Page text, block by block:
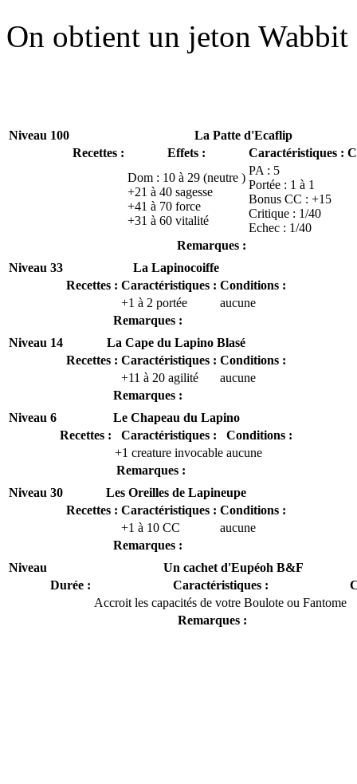
On obtient un jeton
Niveau 100
La Patte d'Ecaflip
Recettes :
Effets : Caractéristiques :
Dom : 10 à 29 (neutre )
+21 à 40 sagesse
+41 à 70 force
+31 à 60 vitalité
PA : 5
Portée : 1 à 1
Bonus CC : +15
Critique : 1/40
Echec : 1/40
Remarques :
Niveau 33
La Lapinocoiffe
Recettes : Caractéristiques : Conditions :
+1 à 2 portée
aucune
Remarques :
Niveau 14
La Cape du Lapino Blasé
Recettes : Caractéristiques : Conditions :
+11 à 20 agilité
aucune
Remarques :
Niveau 6
Le Chapeau du Lapino
Recettes :
Caractéristiques :
Conditions :
+1 creature invocable aucune
Remarques :
Niveau 30
Les Oreilles de Lapineupe
Recettes : Caractéristiques : Conditions :
+1 à 10 CC
aucune
Remarques :
Niveau
Un cachet d'Eupéoh B&F
Durée :
Caractéristiques :
Accroit les capacités de votre Boulote ou Fantome
Remarques :